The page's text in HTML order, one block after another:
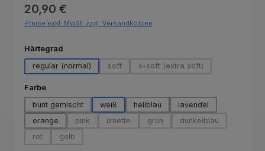
Regulärer Preis:
20,90 €
Preise exkl. MwSt. zzgl. Versandkosten
Härtegrad
regular (normal)
soft
(Diese Option ist zurzeit nicht verfügbar.)
x-soft (extra soft)
(Diese Option ist zurzeit
Farbeauswählen
bunt gemischt
weiß hellblau
lavendel
orange
pink
(Diese Option ist zurzeit nicht verfügbar.)
limette
(Diese Option ist zurzeit nicht verfügbar.)
grün
(Diese Option ist zurzeit nicht
dunkelblau
(Diese Option ist
rot
(Diese Option ist zurzeit nicht verfügbar.)
gelb
(Diese Option ist zurzeit nicht verfügbar.)